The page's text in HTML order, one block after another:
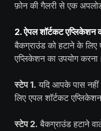
फ़ोन की गैलरी से एक
2. ऐपल शॉर्टकट एप्लिकेशन
बैकग्राउंड को हटाने के
एप्लिकेशन का उपयोग करना।
स्टेप 1. यदि आपके पास नहीं
लिए एपल शॉर्टकट
स्टेप 2. बैकग्राउंड हटाने